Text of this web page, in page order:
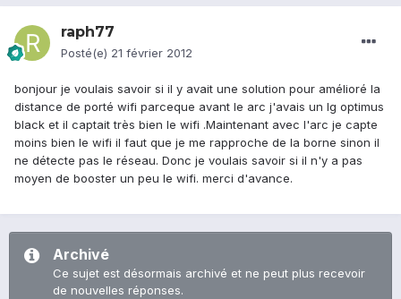
raph77
Posté(e) 21 février 2012
bonjour je voulais savoir si il y avait une solution pour amélioré la
distance de porté wifi parceque avant le arc j'avais un lg optimus
black et il captait très bien le wifi .Maintenant avec l'arc je capte
moins bien le wifi il faut que je me rapproche de la borne sinon il
ne détecte pas le réseau. Donc je voulais savoir si il n'y a pas
moyen de booster un peu le wifi. merci d'avance.
Archivé
Ce sujet est désormais archivé et ne peut plus recevoir
de nouvelles réponses.